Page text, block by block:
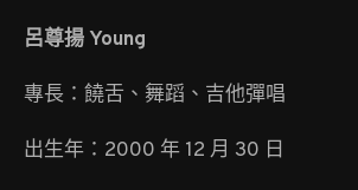
呂尊揚 Young
專長：饒舌、舞蹈、吉他彈唱
出生年：2000 年 12 月 30 日